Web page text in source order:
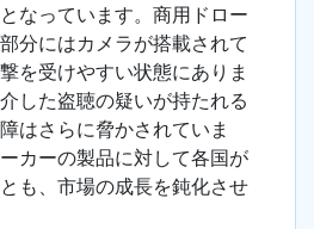
なっています。商用ドロー
分にはカメラが搭載されて
を受けやすい状態にありま
した盗聴の疑いが持たれる
はさらに脅かされていま
カーの製品に対して各国が
も、市場の成長を鈍化させ